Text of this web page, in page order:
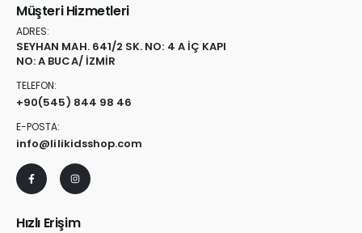
Müşteri Hizmetleri
ADRES:
SEYHAN MAH. 641/2 SK. NO: 4 A İÇ KAPI
NO: A BUCA/ İZMİR
TELEFON:
+90(545) 844 98 46
E-POSTA:
info@lilikidsshop.com
Hızlı Erişim